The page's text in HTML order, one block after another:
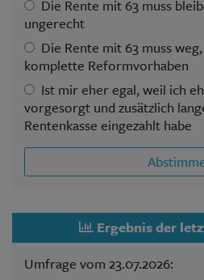
Die Rente mit 63 muss
ungerecht
Die Rente mit 63 muss
komplette Reformvorhaben
Ist mir eher egal, weil ich
vorgesorgt und zusätzlich
Rentenkasse eingezahlt habe
Ergebnis der
Umfrage vom 23.07.2026: